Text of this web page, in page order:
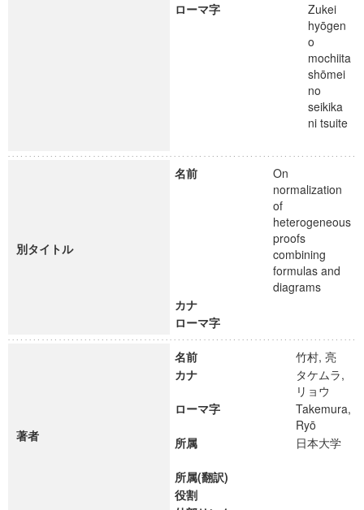
ローマ字
Zukei
hyōgen
o
mochiita
shōmei
no
seikika
ni tsuite
別タイトル
名前
On
normalization
of
heterogeneous
proofs
combining
formulas and
diagrams
カナ
ローマ字
著者
名前
竹村, 亮
カナ
タケムラ,
リョウ
ローマ字
Takemura,
Ryō
所属
日本大学
所属(翻訳)
役割